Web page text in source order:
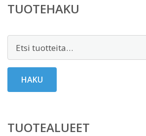
TUOTEHAKU
HAKU
TUOTEALUEET